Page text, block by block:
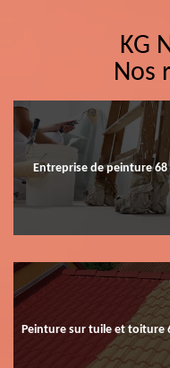
KG
Nos
Entreprise de peinture 68
Peinture sur tuile et toiture